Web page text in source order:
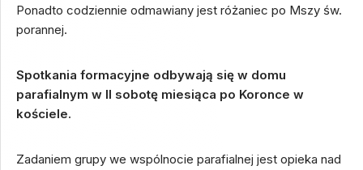
Ponadto codziennie odmawiany jest różaniec po Mszy św.
porannej.
Spotkania formacyjne odbywają się w domu
parafialnym w II sobotę miesiąca po Koronce w
kościele.
Zadaniem grupy we wspólnocie parafialnej jest opieka nad